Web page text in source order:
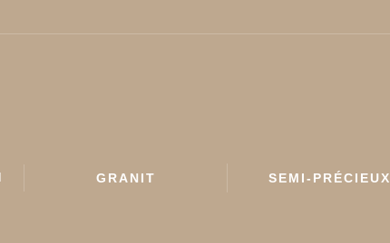
GRANIT SEMI-PRÉCIEUX